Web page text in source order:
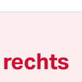
Sie erinnern
und dazu